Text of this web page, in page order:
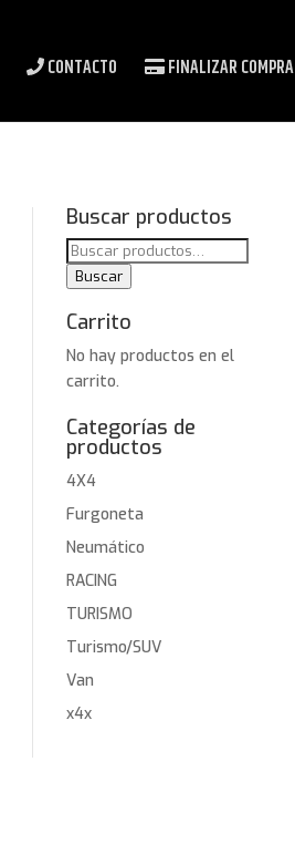
CONTACTO FINALIZAR COMPRA
Buscar productos
Buscar
por:
Buscar
Carrito
No hay productos en el
carrito.
Categorías de
productos
4X4
Furgoneta
Neumático
RACING
TURISMO
Turismo/SUV
Van
x4x